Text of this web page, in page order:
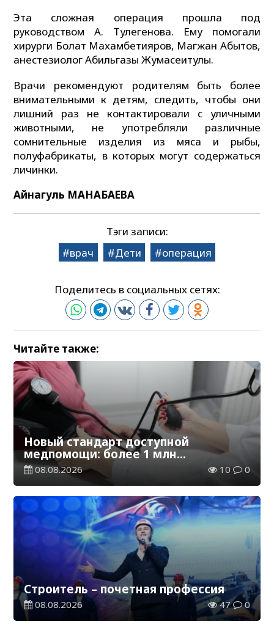
Эта сложная операция прошла под
руководством А. Тулегенова. Ему помогали
хирурги Болат Махамбетияров, Магжан Абытов,
анестезиолог Абильгазы Жумасеитулы.
Врачи рекомендуют родителям быть более
внимательными к детям, следить, чтобы они
лишний раз не контактировали с уличными
животными, не употребляли различные
сомнительные изделия из мяса и рыбы,
полуфабрикаты, в которых могут содержаться
личинки.
Айнагуль МАНАБАЕВА
Тэги записи:
врач
Дети операция
Поделитесь в социальных сетях:
Читайте также:
Новый стандарт доступной
медпомощи: более 1 млн
казахстанцев получили
телемедицинские услуги
08.08.2026 10 0
Строитель – почетная профессия
08.08.2026 47 0